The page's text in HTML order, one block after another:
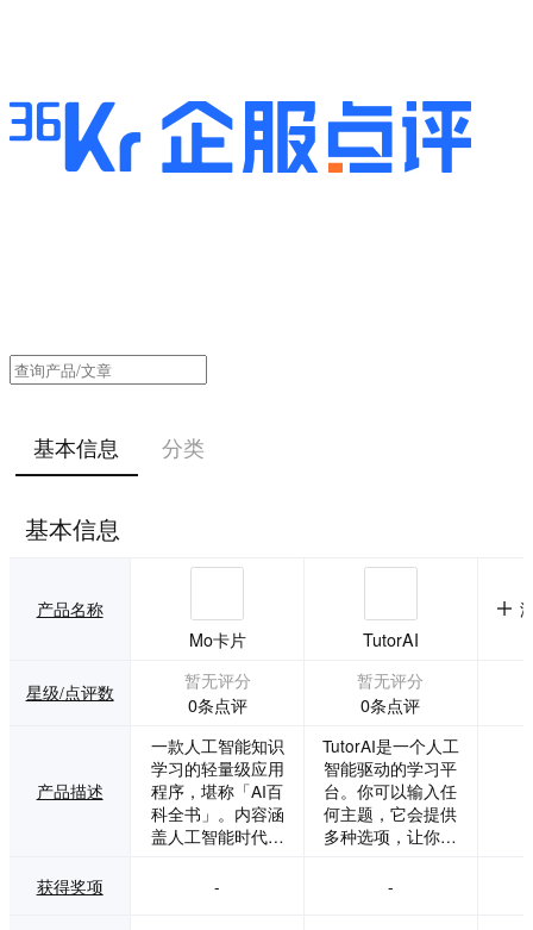
基本信息 分类
基本信息
产品名称
Mo卡片
TutorAI
星级/点评数
暂无评分
0条点评
暂无评分
0条点评
产品描述
一款人工智能知识
学习的轻量级应用
程序，堪称「AI百
科全书」。内容涵
盖人工智能时代下
TutorAI是一个人工
智能驱动的学习平
台。你可以输入任
何主题，它会提供
多种选项，让你可
获得奖项
- -